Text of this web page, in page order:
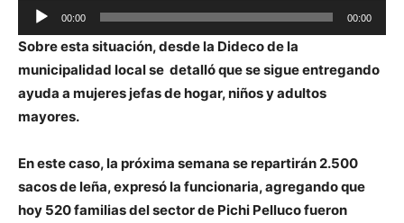
Reproductor
de
audio
00:00 00:00
Sobre esta situación, desde la Dideco de la
municipalidad local se detalló que se sigue entregando
ayuda a mujeres jefas de hogar, niños y adultos
mayores.
En este caso, la próxima semana se repartirán 2.500
sacos de leña, expresó la funcionaria, agregando que
hoy 520 familias del sector de Pichi Pelluco fueron